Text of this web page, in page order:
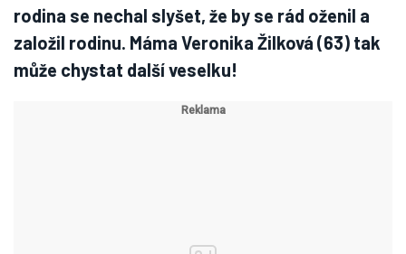
rodina se nechal slyšet, že by se rád oženil a
založil rodinu. Máma Veronika Žilková (63) tak
může chystat další veselku!